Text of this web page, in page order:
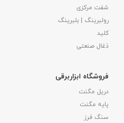
شفت مرکزی
رولبرینگ | بلبرینگ
کلید
ذغال صنعتی
فروشگاه ابزاربرقی
دریل مگنت
پایه مگنت
سنگ فرز